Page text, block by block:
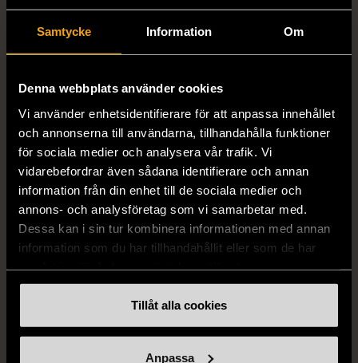
Samtycke Information Om
Denna webbplats använder cookies
Vi använder enhetsidentifierare för att anpassa innehållet
och annonserna till användarna, tillhandahålla funktioner
för sociala medier och analysera vår trafik. Vi
vidarebefordrar även sådana identifierare och annan
information från din enhet till de sociala medier och
annons- och analysföretag som vi samarbetar med.
Dessa kan i sin tur kombinera informationen med annan
information som du har tillhandahållit eller som de har
Tillåt alla cookies
Anpassa
1/5
Gott skick
159 kr
Bondelid - Randig skjorta
- Blå vit
XL (52)
Mycket gott skick
199 kr